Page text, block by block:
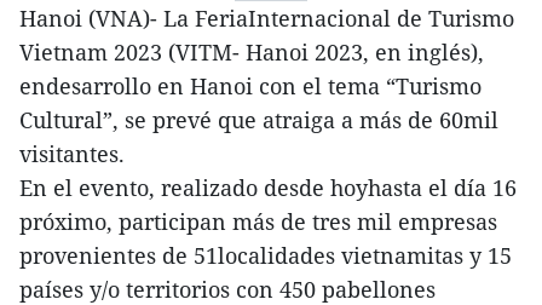
Hanoi (VNA)- La FeriaInternacional de Turismo
Vietnam 2023 (VITM- Hanoi 2023, en inglés),
endesarrollo en Hanoi con el tema “Turismo
Cultural”, se prevé que atraiga a más de 60mil
visitantes.
En el evento, realizado desde hoyhasta el día 16
próximo, participan más de tres mil empresas
provenientes de 51localidades vietnamitas y 15
países y/o territorios con 450 pabellones